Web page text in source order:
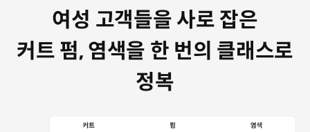
여성 고객들을 사로 잡은
커트 펌, 염색을 한 번의 클래스로
정복